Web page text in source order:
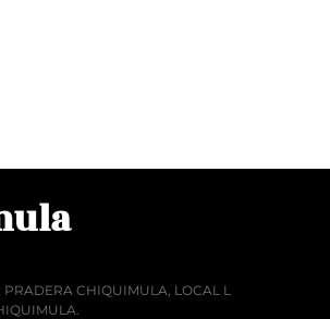
PRADERA CHIQUIMULA, LOCAL L